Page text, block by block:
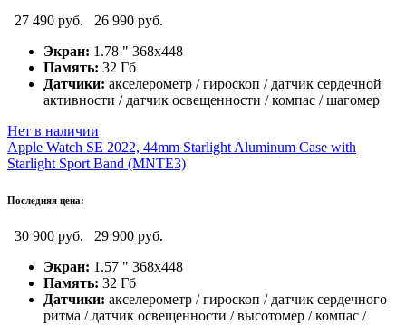
27 490 руб.
26 990 руб.
Экран: 1.78 " 368x448
Память: 32 Гб
Датчики: акселерометр / гироскоп / датчик сердечной
активности / датчик освещенности / компас / шагомер
Нет в наличии
Apple Watch SE 2022, 44mm Starlight Aluminum Case with
Starlight Sport Band (MNTE3)
Последняя цена:
30 900 руб.
29 900 руб.
Экран: 1.57 " 368x448
Память: 32 Гб
Датчики: акселерометр / гироскоп / датчик сердечного
ритма / датчик освещенности / высотомер / компас /